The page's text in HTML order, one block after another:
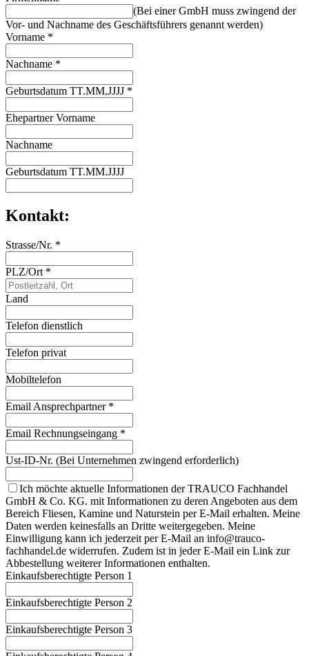
(Bei einer GmbH muss zwingend der
Vor- und Nachname des Geschäftsführers genannt werden)
Vorname *
Nachname *
Geburtsdatum TT.MM.JJJJ *
Ehepartner Vorname
Nachname
Geburtsdatum TT.MM.JJJJ
Kontakt:
Strasse/Nr. *
PLZ/Ort *
Land
Telefon dienstlich
Telefon privat
Mobiltelefon
Email Ansprechpartner *
Email Rechnungseingang *
Ust-ID-Nr. (Bei Unternehmen zwingend erforderlich)
Ich möchte aktuelle Informationen der TRAUCO Fachhandel
GmbH & Co. KG. mit Informationen zu deren Angeboten aus dem
Bereich Fliesen, Kamine und Naturstein per E-Mail erhalten. Meine
Daten werden keinesfalls an Dritte weitergegeben. Meine
Einwilligung kann ich jederzeit per E-Mail an info@trauco-
fachhandel.de widerrufen. Zudem ist in jeder E-Mail ein Link zur
Abbestellung weiterer Informationen enthalten.
Einkaufsberechtigte Person 1
Einkaufsberechtigte Person 2
Einkaufsberechtigte Person 3